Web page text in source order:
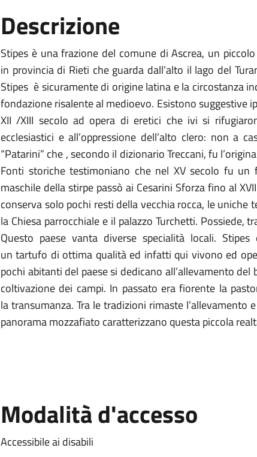
Descrizione
Stipes è una frazione del comune diAscrea, un
in provincia di Rieti che guarda dall’alto il lago del
Stipes è sicuramente di origine latina e la circostanza
fondazione risalente al medioevo. Esistono suggestive
XII /XIII secolo ad opera di eretici che ivi si
ecclesiastici e all’oppressione dell’alto clero: non a
“Patarini” che , secondo il dizionario Treccani, fu
Fonti storiche testimoniano che nel XV secolo fu un
maschile della stirpe passò ai Cesarini Sforza fino al
conserva solo pochi resti della vecchia rocca, le
la Chiesa parrocchiale e il palazzo Turchetti. Possiede,
Questo paese vanta diverse specialità locali.
untartufo di ottima qualità ed infatti qui vivono ed
pochi abitanti del paese si dedicano all’allevamento
coltivazione dei campi. In passato era fiorente la
latransumanza. Tra le tradizioni rimaste l’allevamento
panorama mozzafiato caratterizzano questa piccola
Modalità d'accesso
Accessibile ai disabili